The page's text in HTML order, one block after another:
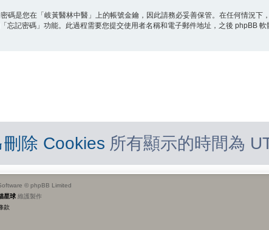
是您在「岐黃醫林中醫」上的帳號金鑰，因此請務必妥善保管。在任何情況下
記密碼」功能。此過程需要您提交使用者名稱和電子郵件地址，之後 phpBB
所有顯示的時間為
刪除 Cookies
© phpBB Limited
星球 維護製作
款